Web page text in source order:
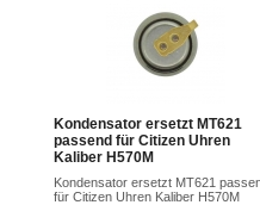
Kondensator ersetzt MT621
passend für Citizen Uhren
Kaliber H570M
Kondensator ersetzt MT621
für Citizen Uhren Kaliber H570M